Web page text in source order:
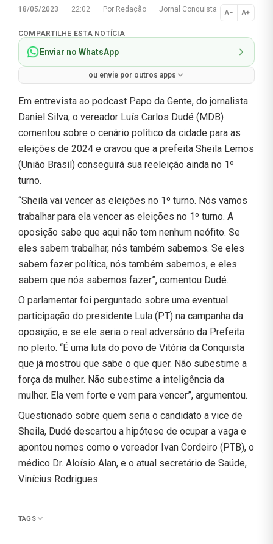
18/05/2023 · 22:02 · Por Redação · Jornal Conquista A− A+
Normal
COMPARTILHE ESTA NOTÍCIA
Enviar no WhatsApp
ou envie por outros apps
Em entrevista ao podcast Papo da Gente, do jornalista
Daniel Silva, o vereador Luís Carlos Dudé (MDB)
comentou sobre o cenário político da cidade para as
eleições de 2024 e cravou que a prefeita Sheila Lemos
(União Brasil) conseguirá sua reeleição ainda no 1º
turno.
“Sheila vai vencer as eleições no 1º turno. Nós vamos
trabalhar para ela vencer as eleições no 1º turno. A
oposição sabe que aqui não tem nenhum neófito. Se
eles sabem trabalhar, nós também sabemos. Se eles
sabem fazer política, nós também sabemos, e eles
sabem que nós sabemos fazer”, comentou Dudé.
O parlamentar foi perguntado sobre uma eventual
participação do presidente Lula (PT) na campanha da
oposição, e se ele seria o real adversário da Prefeita
no pleito. “É uma luta do povo de Vitória da Conquista
que já mostrou que sabe o que quer. Não subestime a
força da mulher. Não subestime a inteligência da
mulher. Ela vem forte e vem para vencer”, argumentou.
Questionado sobre quem seria o candidato a vice de
Sheila, Dudé descartou a hipótese de ocupar a vaga e
apontou nomes como o vereador Ivan Cordeiro (PTB), o
médico Dr. Aloísio Alan, e o atual secretário de Saúde,
Vinícius Rodrigues.
TAGS